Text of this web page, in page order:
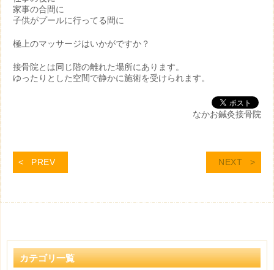
家事の合間に
子供がプールに行ってる間に
極上のマッサージはいかがですか？
接骨院とは同じ階の離れた場所にあります。
ゆったりとした空間で静かに施術を受けられます。
なかお鍼灸接骨院
PREV NEXT
カテゴリ一覧